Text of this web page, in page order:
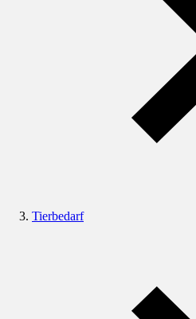
Tierbedarf